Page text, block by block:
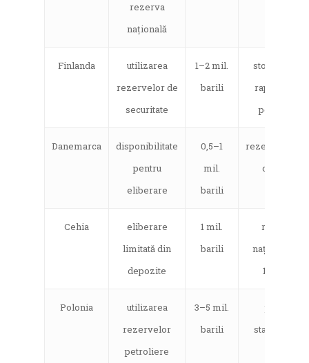
rezerva
națională
Finlanda
utilizarea
rezervelor de
securitate
1–2 mil.
barili
stocuri mari
raportate la
populație
Danemarca
disponibilitate
pentru
eliberare
0,5–1
mil.
barili
rezervă 80
consum
Cehia
eliberare
limitată din
depozite
1 mil.
barili
rezerva
națională de
100 zile
Polonia
utilizarea
rezervelor
petroliere
3–5 mil.
barili
stabilizarea